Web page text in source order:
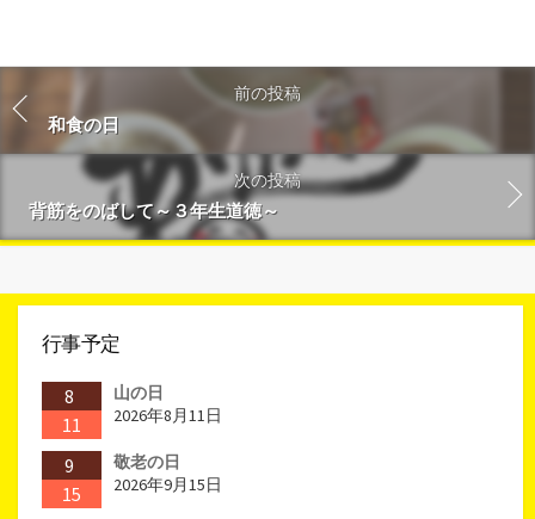
前の投稿
和食の日
次の投稿
背筋をのばして～３年生道徳～
行事予定
8
11
山の日
2026年8月11日
9
15
敬老の日
2026年9月15日